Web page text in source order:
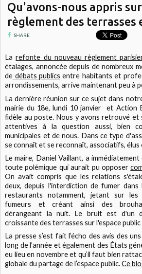
Qu'avons-nous appris
règlement des terrasses
SHARE
Larefonte du nouveau règlement
étalages, annoncée depuis de nombreux
de débats publics entre habitants et
arrondissements, arrive maintenant peu à
La dernière réunion sur ce sujet dans
mairie du 18e, lundi 10 janvier et Action
fidèle au poste. Nous y avons retrouvé et
attentives à la question aussi, bien
municipales et de nous. Dans ce type
se connaît et se reconnaît, associatifs, élus
Le maire, Daniel Vaillant, a
toute polémique qui aurait pu opposer
On avait compris que les relations
deux, depuis l'interdiction de fumer dans
restaurants notamment, jetant sur
fumeurs et créant ainsi des
dérangeant la nuit. Le bruit est d'un
croissante des terrasses sur l'espace
La presse s’est fait l’écho des avis des
long de l’année et également des États
eu lieu en novembre et qu’il faut bien
globale du partage de l’espace public.Ce